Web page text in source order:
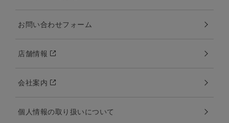
お問い合わせフォーム
店舗情報
会社案内
個人情報の取り扱いについて